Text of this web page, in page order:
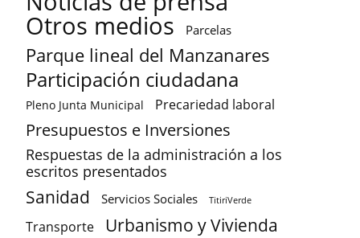
Otros medios Parcelas
Parque lineal del Manzanares
Participación ciudadana
Pleno Junta Municipal Precariedad laboral
Presupuestos e Inversiones
Respuestas de la administración a los
escritos presentados
Sanidad Servicios Sociales TitiriVerde
Transporte Urbanismo y Vivienda